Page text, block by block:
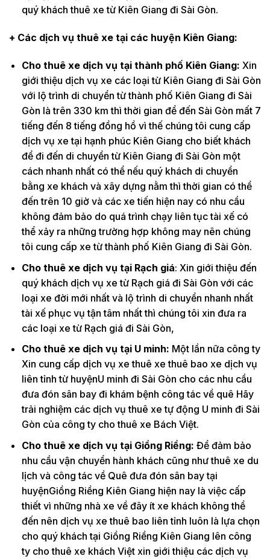
quý khách thuê xe từ Kiên Giang đi Sài Gòn.
+ Các dịch vụ thuê xe tại các huyện Kiên Giang:
Cho thuê xe dịch vụ tại thành phố Kiên Giang: Xin
giới thiệu dịch vụ xe các loại từ Kiên Giang đi Sài Gòn
với lộ trình di chuyển từ thành phố Kiên Giang đi Sài
Gòn là trên 330 km thì thời gian để đến Sài Gòn mất 7
tiếng đến 8 tiếng đồng hồ vì thế chúng tôi cung cấp
dịch vụ xe tại hạnh phúc Kiên Giang cho biết khách
để đi đến di chuyển từ Kiên Giang đi Sài Gòn một
cách nhanh nhất có thể nếu quý khách di chuyển
bằng xe khách và xây dựng nằm thì thời gian có thể
đến trên 10 giờ và các xe tiến hiện nay có nhu cầu
không đảm bảo do quá trình chạy liên tục tài xế có
thể xảy ra những trường hợp không may nên chúng
tôi cung cấp xe từ thành phố Kiên Giang đi Sài Gòn.
Cho thuê xe dịch vụ tại Rạch giá: Xin giới thiệu đến
quý khách dịch vụ xe từ Rạch giá đi Sài Gòn với các
loại xe đời mới nhất và lộ trình di chuyển nhanh nhất
tài xế phục vụ tận tâm nhất thì chúng tôi xin đưa ra
các loại xe từ Rạch giá đi Sài Gòn,
Cho thuê xe dịch vụ tại U minh: Một lần nữa công ty
Xin cung cấp dịch vụ xe thuê xe thuê bao xe dịch vụ
liên tỉnh từ huyệnU minh đi Sài Gòn cho các nhu cầu
đưa đón sân bay đi khám bệnh công tác về quê Hãy
trải nghiệm các dịch vụ thuê xe tự động U minh đi Sài
Gòn của công ty cho thuê xe Bách Việt.
Cho thuê xe dịch vụ tại Giồng Riềng: Để đảm bảo
nhu cầu vận chuyển hành khách cũng như thuê xe du
lịch và công tác về Quê đưa đón sân bay tại
huyệnGiồng Riềng Kiên Giang hiện nay là việc cấp
thiết vì những nhà xe về đây ít xe khách không thể
đến nên dịch vụ xe thuê bao liên tỉnh luôn là lựa chọn
cho quý khách tại Giồng Riềng Kiên Giang lên công
ty cho thuê xe khách Việt xin giới thiệu các dịch vụ